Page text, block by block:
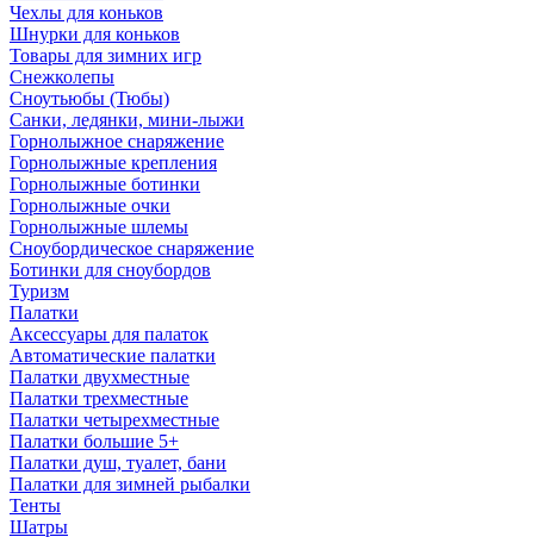
Чехлы для коньков
Шнурки для коньков
Товары для зимних игр
Снежколепы
Сноутьюбы (Тюбы)
Санки, ледянки, мини-лыжи
Горнолыжное снаряжение
Горнолыжные крепления
Горнолыжные ботинки
Горнолыжные очки
Горнолыжные шлемы
Сноубордическое снаряжение
Ботинки для сноубордов
Туризм
Палатки
Аксессуары для палаток
Автоматические палатки
Палатки двухместные
Палатки трехместные
Палатки четырехместные
Палатки большие 5+
Палатки душ, туалет, бани
Палатки для зимней рыбалки
Тенты
Шатры